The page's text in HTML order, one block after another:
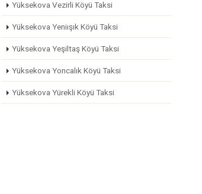
Yüksekova Vezirli Köyü Taksi
Yüksekova Yeniışık Köyü Taksi
Yüksekova Yeşiltaş Köyü Taksi
Yüksekova Yoncalık Köyü Taksi
Yüksekova Yürekli Köyü Taksi